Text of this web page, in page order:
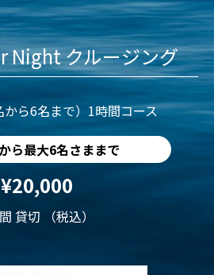
Night クルージング
から6名まで）1時間コース
ら最大6名さままで
¥20,000
貸切 （税込）